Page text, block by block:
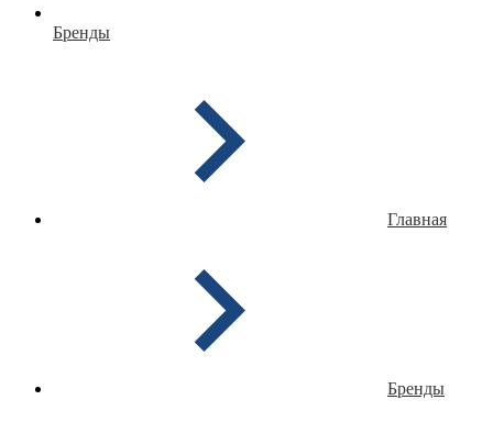
Бренды
Главная
Бренды